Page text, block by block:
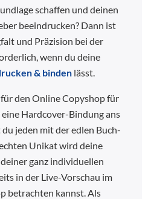
schaffen und deinen
beeindrucken? Dann ist
und Präzision bei der
wenn du deine
& binden lässt.
den Online Copyshop für
Hardcover-Bindung ans
jeden mit der edlen Buch-
Unikat wird deine
ganz individuellen
in der Live-Vorschau im
betrachten kannst. Als